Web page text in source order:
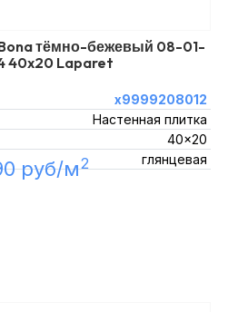
тёмно-бежевый 08-01-
40x20 Laparet
х9999208012
Настенная плитка
40x20
глянцевая
руб/м2